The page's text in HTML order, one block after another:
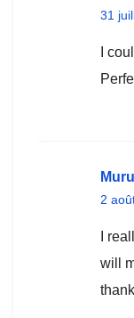
31
I
2
I
will